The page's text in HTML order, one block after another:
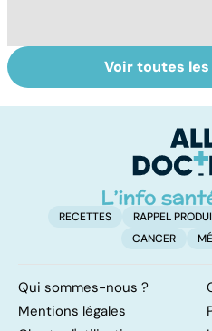
Comment
maîtriser le
Voir toutes
RECETTES RAPPEL
CANCER
Qui sommes-nous ?
Mentions légales